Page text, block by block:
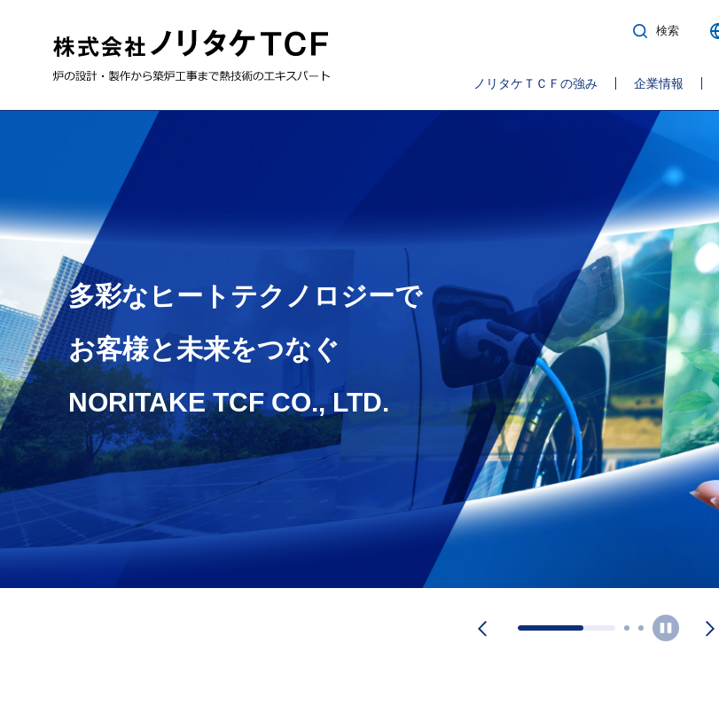
検索
ノリタケＴＣＦの強み 企業情報
多彩なヒートテクノロジーで
お客様と未来をつなぐ
NORITAKE TCF CO., LTD.
多彩なヒートテクノロジーで
お客様と未来をつなぐ
多彩なヒートテクノロジーで
お客様と未来をつなぐ